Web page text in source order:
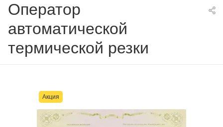
Оператор
автоматической
термической резки
Акция